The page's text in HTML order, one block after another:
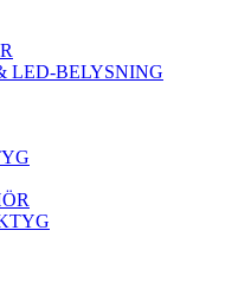
LED-BELYSNING